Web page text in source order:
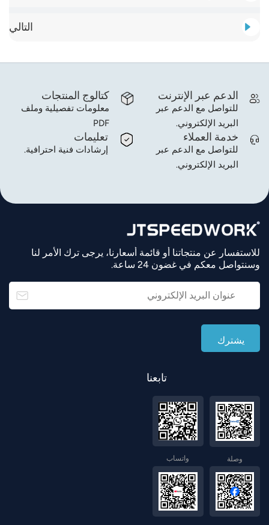
التالي
كتالوج المنتجات
معلومات تفصيلية وملف
PDF
الدعم عبر الإنترنت
للتواصل مع الدعم عبر
البريد الإلكتروني.
تعليمات
إرشادات فنية احترافية.
خدمة العملاء
للتواصل مع الدعم عبر
البريد الإلكتروني.
للاستفسار عن منتجاتنا أو قائمة أسعارنا، يرجى ترك الأمر لنا
وسنتواصل معكم في غضون 24 ساعة.
تابعنا
واتساب وصلة